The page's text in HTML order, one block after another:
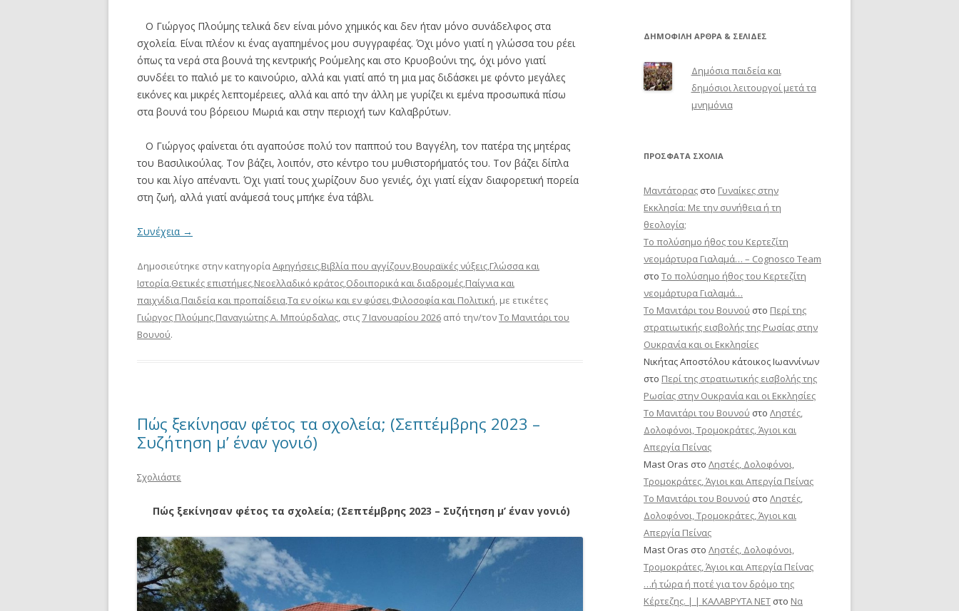
Ο Γιώργος Πλούμης τελικά δεν είναι μόνο χημικός και δεν ήταν μόνο συνάδελφος στα
σχολεία. Είναι πλέον κι ένας αγαπημένος μου συγγραφέας. Όχι μόνο γιατί η γλώσσα του ρέει
όπως τα νερά στα βουνά της κεντρικής Ρούμελης και στο Κρυοβούνι της, όχι μόνο γιατί
συνδέει το παλιό με το καινούριο, αλλά και γιατί από τη μια μας διδάσκει με φόντο μεγάλες
εικόνες και μικρές λεπτομέρειες, αλλά και από την άλλη με γυρίζει κι εμένα προσωπικά πίσω
στα βουνά του βόρειου Μωριά και στην περιοχή των Καλαβρύτων.
Ο Γιώργος φαίνεται ότι αγαπούσε πολύ τον παππού του Βαγγέλη, τον πατέρα της μητέρας
του Βασιλικούλας. Τον βάζει, λοιπόν, στο κέντρο του μυθιστορήματός του. Τον βάζει δίπλα
του και λίγο απέναντι. Όχι γιατί τους χωρίζουν δυο γενιές, όχι γιατί είχαν διαφορετική πορεία
στη ζωή, αλλά γιατί ανάμεσά τους μπήκε ένα τάβλι.
Συνέχεια →
Δημοσιεύτηκε στην κατηγορίαΑφηγήσεις,Βιβλία που αγγίζουν,Βουραϊκές νύξεις,Γλώσσα και
Ιστορία,Θετικές επιστήμες,Νεοελλαδικό κράτος,Οδοιπορικά και διαδρομές,Παίγνια και
παιχνίδια,Παιδεία και προπαίδεια,Τα εν οίκω και εν φύσει,Φιλοσοφία και Πολιτική, με ετικέτες
Γιώργος Πλούμης,Παναγιώτης Α. Μπούρδαλας, στις 7 Ιανουαρίου 2026 από την/τονΤο Μανιτάρι του
Βουνού.
Πώς ξεκίνησαν φέτος τα σχολεία; (Σεπτέμβρης 2023 –
Συζήτηση μ’ έναν γονιό)
Σχολιάστε
Πώς ξεκίνησαν φέτος τα σχολεία; (Σεπτέμβρης 2023 – Συζήτηση μ’ έναν γονιό)
ΔΗΜΟΦΙΛΉ ΆΡΘΡΑ & ΣΕΛΊΔΕΣ
Δημόσια παιδεία και
δημόσιοι λειτουργοί μετά τα
μνημόνια
ΠΡΌΣΦΑΤΑ ΣΧΌΛΙΑ
Μαντάτορας στο Γυναίκες στην
Εκκλησία: Με την συνήθεια ή τη
θεολογία;
Το πολύσημο ήθος του Κερτεζίτη
νεομάρτυρα Γιαλαμά… – Cognosco Team
στο Το πολύσημο ήθος του Κερτεζίτη
νεομάρτυρα Γιαλαμά…
Το Μανιτάρι του Βουνού στο Περί της
στρατιωτικής εισβολής της Ρωσίας στην
Ουκρανία και οι Εκκλησίες
Νικήτας Αποστόλου κάτοικος Ιωαννίνων
στο Περί της στρατιωτικής εισβολής της
Ρωσίας στην Ουκρανία και οι Εκκλησίες
Το Μανιτάρι του Βουνού στο Ληστές,
Δολοφόνοι, Τρομοκράτες, Άγιοι και
Απεργία Πείνας
Mast Oras στο Ληστές, Δολοφόνοι,
Τρομοκράτες, Άγιοι και Απεργία Πείνας
Το Μανιτάρι του Βουνού στο Ληστές,
Δολοφόνοι, Τρομοκράτες, Άγιοι και
Απεργία Πείνας
Mast Oras στο Ληστές, Δολοφόνοι,
Τρομοκράτες, Άγιοι και Απεργία Πείνας
…ή τώρα ή ποτέ για τον δρόμο της
Κέρτεζης. | | ΚΑΛΑΒΡΥΤΑ ΝΕΤ στο Να